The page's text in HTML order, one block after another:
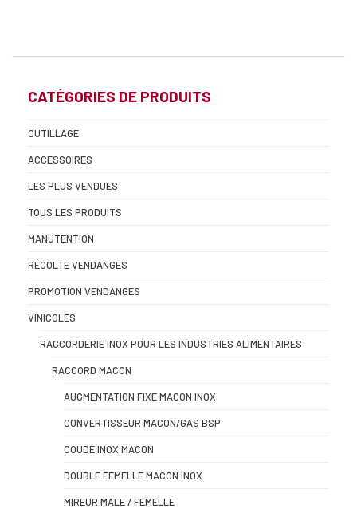
CATÉGORIES DE PRODUITS
OUTILLAGE
ACCESSOIRES
LES PLUS VENDUES
TOUS LES PRODUITS
MANUTENTION
RÉCOLTE VENDANGES
PROMOTION VENDANGES
VINICOLES
RACCORDERIE INOX POUR LES INDUSTRIES ALIMENTAIRES
RACCORD MACON
AUGMENTATION FIXE MACON INOX
CONVERTISSEUR MACON/GAS BSP
COUDE INOX MACON
DOUBLE FEMELLE MACON INOX
MIREUR MALE / FEMELLE